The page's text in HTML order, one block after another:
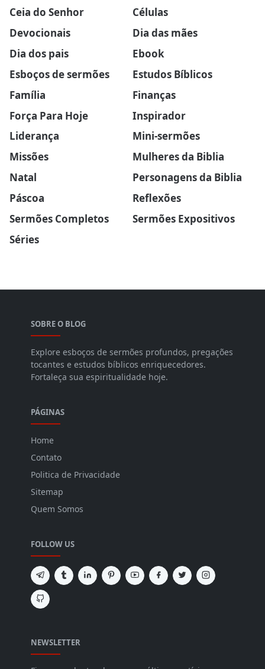
Ceia do Senhor
Células
Devocionais
Dia das mães
Dia dos pais
Ebook
Esboços de sermões
Estudos Bíblicos
Família
Finanças
Força Para Hoje
Inspirador
Liderança
Mini-sermões
Missões
Mulheres da Biblia
Natal
Personagens da Biblia
Páscoa
Reflexões
Sermões Completos
Sermões Expositivos
Séries
SOBRE O BLOG
Explore esboços de sermões profundos, pregações
tocantes e estudos bíblicos enriquecedores.
Fortaleça sua espiritualidade hoje.
PÁGINAS
Home
Contato
Politica de Privacidade
Sitemap
Quem Somos
FOLLOW US
NEWSLETTER